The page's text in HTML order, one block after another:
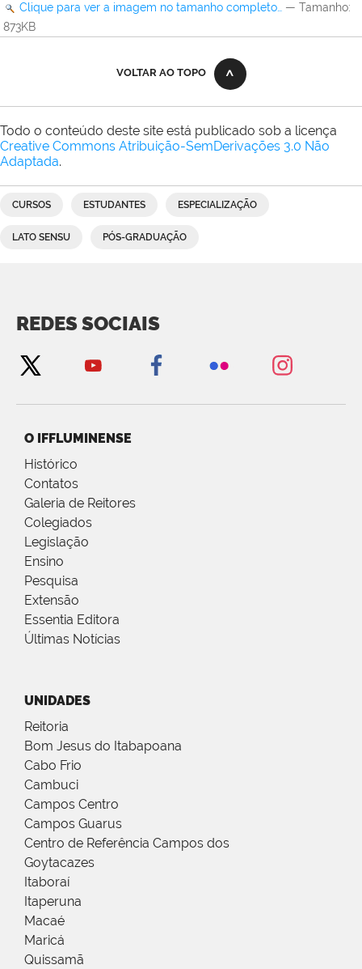
Clique para ver a imagem no tamanho completo… — Tamanho:
873KB
VOLTAR AO TOPO
Todo o conteúdo deste site está publicado sob a licença
Creative Commons Atribuição-SemDerivações 3.0 Não
Adaptada.
CURSOS ESTUDANTES ESPECIALIZAÇÃO
LATO SENSU PÓS-GRADUAÇÃO
REDES SOCIAIS
O IFFLUMINENSE
Histórico
Contatos
Galeria de Reitores
Colegiados
Legislação
Ensino
Pesquisa
Extensão
Essentia Editora
Últimas Notícias
UNIDADES
Reitoria
Bom Jesus do Itabapoana
Cabo Frio
Cambuci
Campos Centro
Campos Guarus
Centro de Referência Campos dos
Goytacazes
Itaboraí
Itaperuna
Macaé
Maricá
Quissamã